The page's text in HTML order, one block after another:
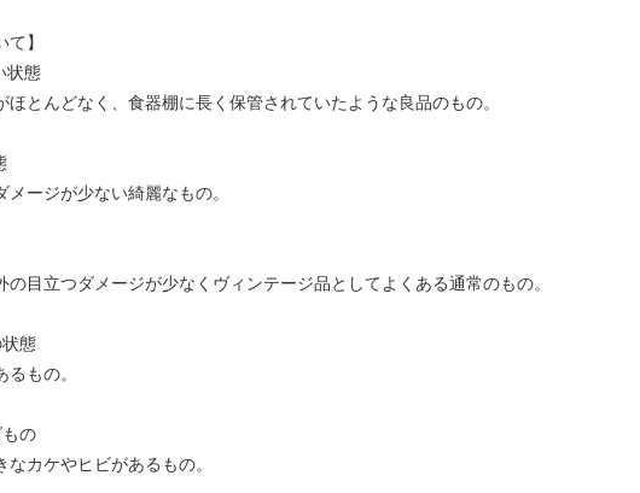
】
態
とんどなく、食器棚に長く保管されていたような良品のもの。
ージが少ない綺麗なもの。
目立つダメージが少なくヴィンテージ品としてよくある通常のもの。
態
もの。
の
カケやヒビがあるもの。